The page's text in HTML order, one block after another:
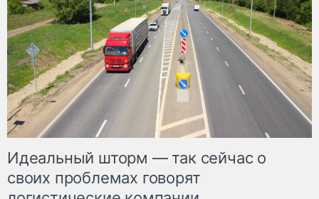
Идеальный шторм — так сейчас о
своих проблемах говорят